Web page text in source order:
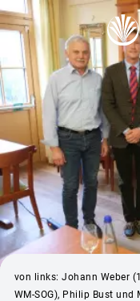
von links: Johann Weber
WM-SOG), Philip Bust und